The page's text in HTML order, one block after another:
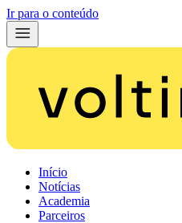
Ir para o conteúdo
Início
Notícias
Academia
Parceiros